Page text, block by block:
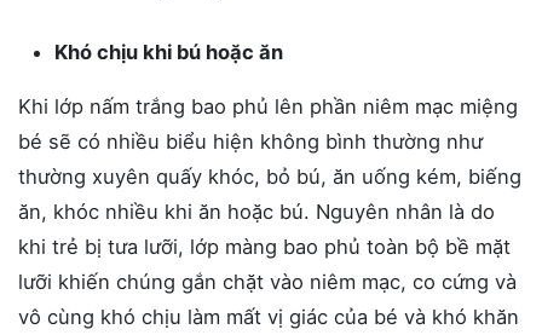
Khó chịu khi bú hoặc ăn
Khi lớp nấm trắng bao phủ lên phần niêm mạc miệng
bé sẽ có nhiều biểu hiện không bình thường như
thường xuyên quấy khóc, bỏ bú, ăn uống kém, biếng
ăn, khóc nhiều khi ăn hoặc bú. Nguyên nhân là do
khi trẻ bị tưa lưỡi, lớp màng bao phủ toàn bộ bề mặt
lưỡi khiến chúng gắn chặt vào niêm mạc, co cứng và
vô cùng khó chịu làm mất vị giác của bé và khó khăn